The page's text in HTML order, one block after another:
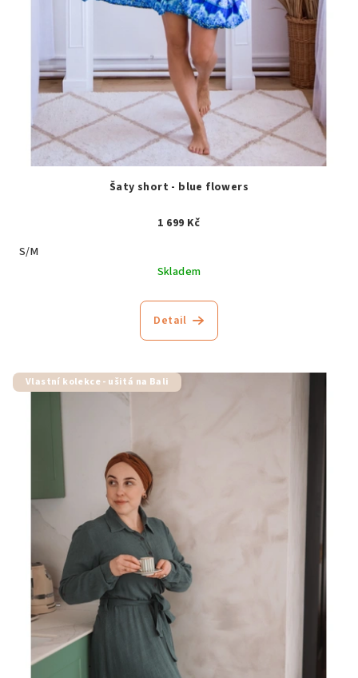
Šaty short - blue flowers
1 699 Kč
S/M
Skladem
Detail
Vlastní kolekce - ušitá na Bali